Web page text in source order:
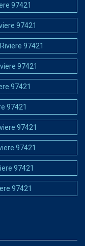
97421
97421
97421
97421
97421
97421
97421
97421
97421
97421